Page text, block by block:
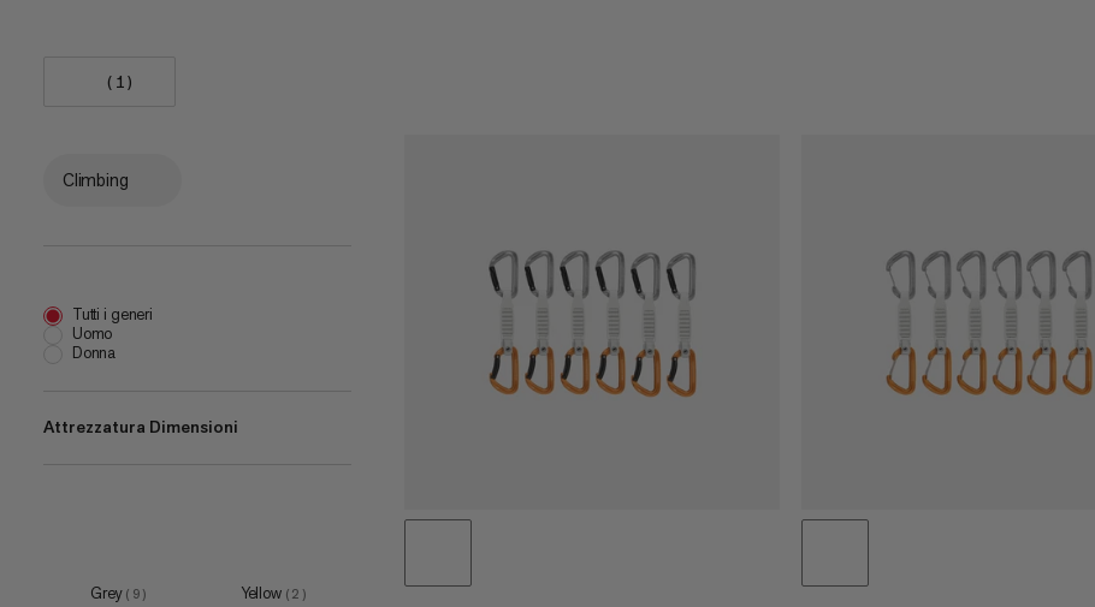
(1)
Climbing
Tutti i generi
Uomo
Donna
Attrezzatura Dimensioni
Grey ( 9 ) Yellow ( 2 )